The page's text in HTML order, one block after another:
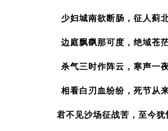
少妇城南欲断肠，征人蓟
边庭飘飖那可度，绝域苍
杀气三时作阵云，寒声一
相看白刃血纷纷，死节从
君不见沙场征战苦， 至今犹